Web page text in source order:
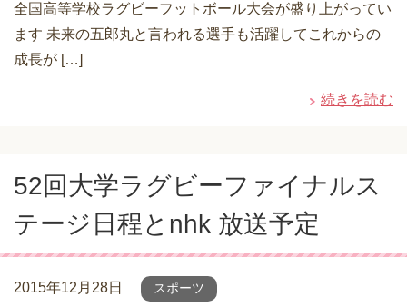
全国高等学校ラグビーフットボール大会が盛り上がってい
ます 未来の五郎丸と言われる選手も活躍してこれからの
成長が […]
続きを読む
52回大学ラグビーファイナルス
テージ日程とnhk 放送予定
2015年12月28日 スポーツ